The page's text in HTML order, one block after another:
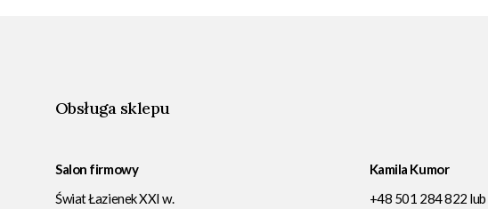
Obsługa sklepu
Salon firmowy
Świat Łazienek XXI w.
Kamila Kumor
+48 501 284 822 lub